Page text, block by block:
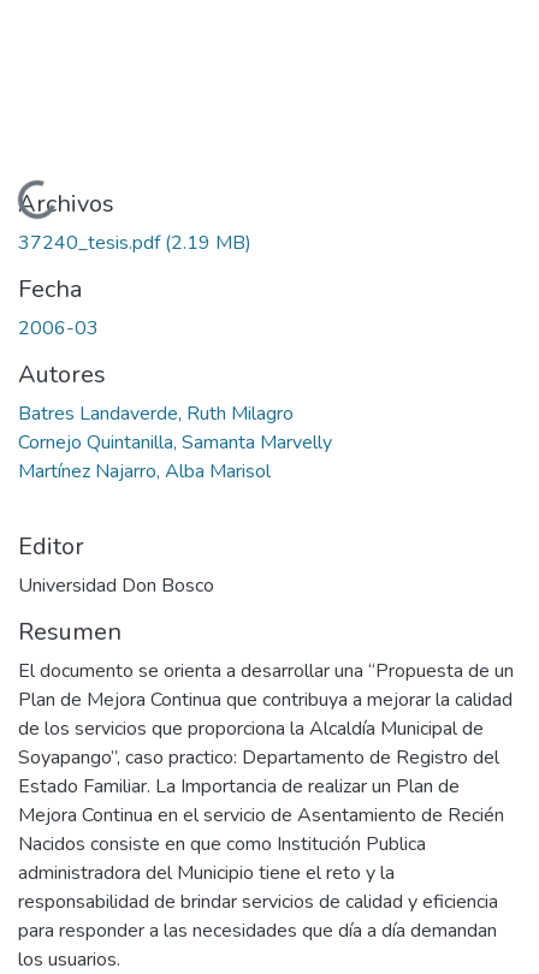
Cargando...
Archivos
37240_tesis.pdf(2.19 MB)
Fecha
2006-03
Autores
Batres Landaverde, Ruth Milagro
Cornejo Quintanilla, Samanta Marvelly
Martínez Najarro, Alba Marisol
Editor
Universidad Don Bosco
Resumen
El documento se orienta a desarrollar una “Propuesta de un
Plan de Mejora Continua que contribuya a mejorar la calidad
de los servicios que proporciona la Alcaldía Municipal de
Soyapango”, caso practico: Departamento de Registro del
Estado Familiar. La Importancia de realizar un Plan de
Mejora Continua en el servicio de Asentamiento de Recién
Nacidos consiste en que como Institución Publica
administradora del Municipio tiene el reto y la
responsabilidad de brindar servicios de calidad y eficiencia
para responder a las necesidades que día a día demandan
los usuarios.